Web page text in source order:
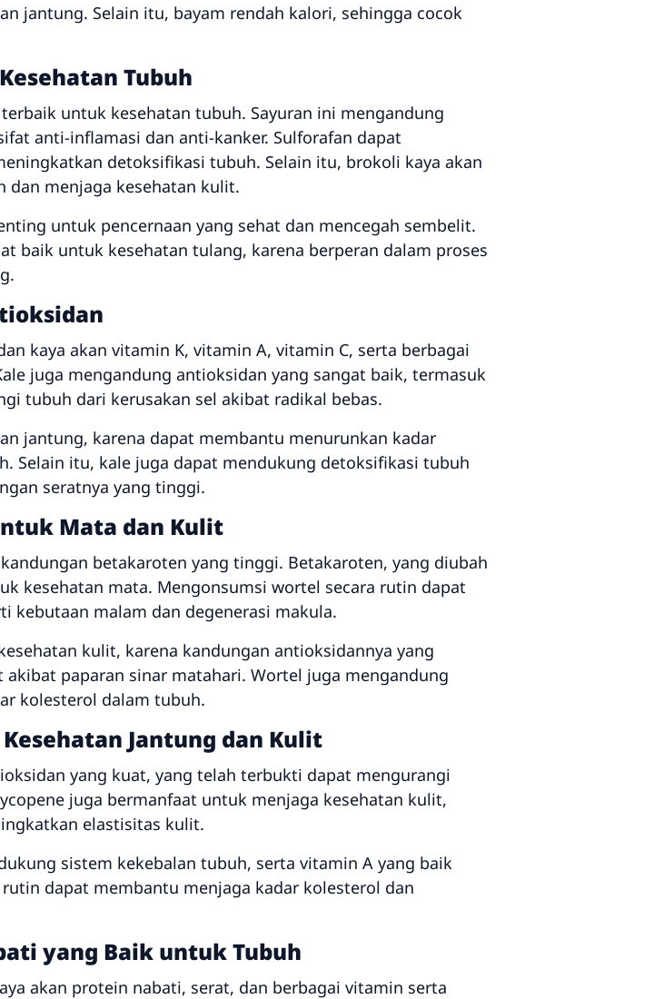
jantung. Selain itu, bayam rendah kalori, sehingga cocok
Tubuh
untuk kesehatan tubuh. Sayuran ini mengandung
anti-inflamasi dan anti-kanker. Sulforafan dapat
detoksifikasi tubuh. Selain itu, brokoli kaya akan
dan menjaga kesehatan kulit.
untuk pencernaan yang sehat dan mencegah sembelit.
baik untuk kesehatan tulang, karena berperan dalam proses
kaya akan vitamin K, vitamin A, vitamin C, serta berbagai
juga mengandung antioksidan yang sangat baik, termasuk
tubuh dari kerusakan sel akibat radikal bebas.
jantung, karena dapat membantu menurunkan kadar
Selain itu, kale juga dapat mendukung detoksifikasi tubuh
seratnya yang tinggi.
Mata dan Kulit
betakaroten yang tinggi. Betakaroten, yang diubah
kesehatan mata. Mengonsumsi wortel secara rutin dapat
kebutaan malam dan degenerasi makula.
kulit, karena kandungan antioksidannya yang
paparan sinar matahari. Wortel juga mengandung
kolesterol dalam tubuh.
Jantung dan Kulit
yang kuat, yang telah terbukti dapat mengurangi
juga bermanfaat untuk menjaga kesehatan kulit,
elastisitas kulit.
sistem kekebalan tubuh, serta vitamin A yang baik
dapat membantu menjaga kadar kolesterol dan
yang Baik untuk Tubuh
akan protein nabati, serat, dan berbagai vitamin serta